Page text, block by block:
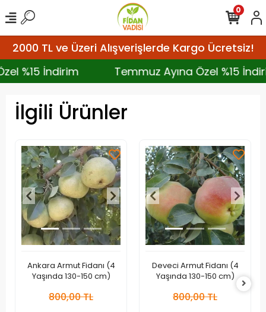
2000 TL ve Üzeri Alışverişlerde Kargo Ücretsiz!
%15 İndirim
Temmuz Ayına Özel %15
0
İlgili Ürünler
Ankara Armut Fidanı (4
Yaşında 130-150 cm)
800,00 TL
Deveci Armut Fidanı (4
Yaşında 130-150 cm)
800,00 TL